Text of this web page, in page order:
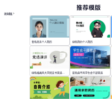
推荐模版
更多模板
青色商务个人简历 绿色简约个人简历
蓝色扁平风学生会干部竞选